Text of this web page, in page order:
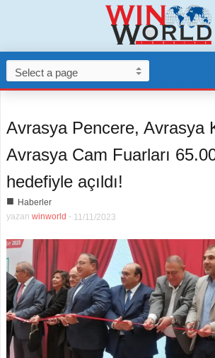
Avrasya Pencere, Avrasya
Avrasya Cam Fuarları
hedefiyle açıldı!
■ Haberler
yazan winworld - 11/11/2023